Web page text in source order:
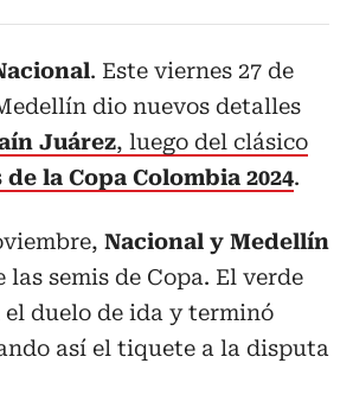
. Este viernes 27 de
dio nuevos detalles
Juárez, luego del clásico
la Copa Colombia 2024.
Nacional y Medellín
semis de Copa. El verde
duelo de ida y terminó
así el tiquete a la disputa